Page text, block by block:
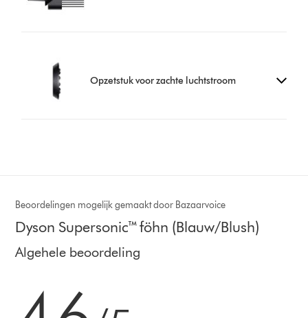
Opzetstuk voor zachte luchtstroom
Beoordelingen mogelijk gemaakt door Bazaarvoice
Dyson Supersonic™ föhn (Blauw/Blush)
Algehele beoordeling